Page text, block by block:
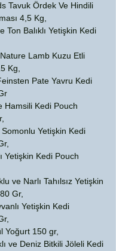
Tavuk Ördek Ve Hindili
4,5 Kg,
Ton Balıklı Yetişkin Kedi
Lamb Kuzu Etli
Kg,
Pate Yavru Kedi
Hamsili Kedi Pouch
Yetişkin Kedi
Yetişkin Kedi Pouch
ve Narlı Tahılsız Yetişkin
Gr,
Yetişkin Kedi
Yoğurt 150 gr,
ve Deniz Bitkili Jöleli Kedi